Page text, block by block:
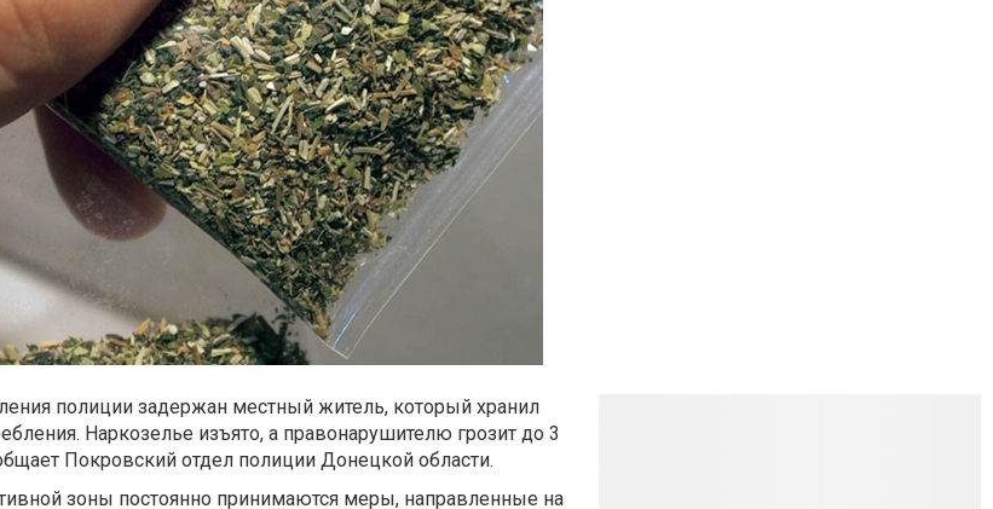
полиции задержан местный житель, который хранил
Наркозелье изъято, а правонарушителю грозит до 3
Покровский отдел полиции Донецкой области.
зоны постоянно принимаются меры, направленные на